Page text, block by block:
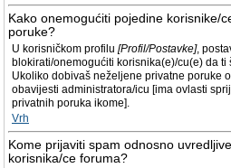
Kako onemogućiti pojedine korisnike/
poruke?
U korisničkom profilu [Profil/Postavke],
blokirati/onemogućiti korisnika(e)/cu(e) da
Ukoliko dobivaš neželjene privatne poruke
obavijesti administratora/icu [ima ovlasti
privatnih poruka ikome].
Vrh
Kome prijaviti spam odnosno
korisnika/ce foruma?